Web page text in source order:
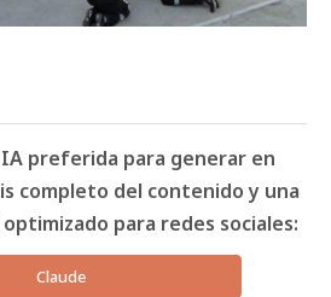
preferida para generar en
completo del contenido y una
para redes sociales:
Claude